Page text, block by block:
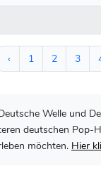
‹ 1 2 3
Welle und
deutschen Pop-
möchten. Hier